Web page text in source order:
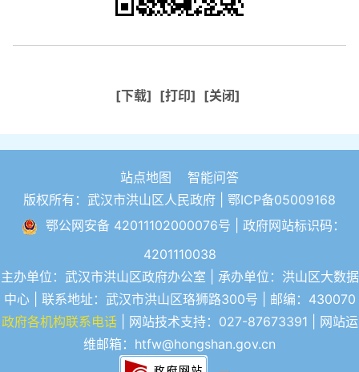
[下载] [打印] [关闭]
站点地图
智能问答
版权所有：武汉市洪山区人民政府 | 鄂ICP备05009168
鄂公网安备 42011102000076号 | 政府网站标识码：
4201110038
主办单位：武汉市洪山区政府办公室 | 承办单位：洪山区大数据
中心 | 联系地址：武汉市洪山区珞狮路300号 | 邮编：430070
政府各机构联系电话| 网站技术支持：027-87673391 | 网站运
维邮箱：htfw@hongshan.gov.cn